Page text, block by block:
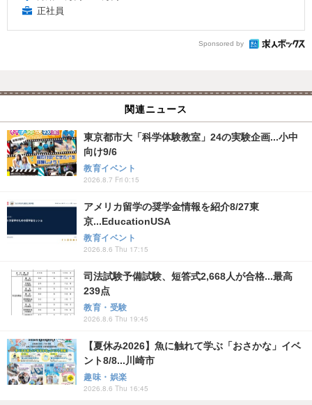
正社員
Sponsored by
関連ニュース
東京都市大「科学体験教室」24の実験企画...小中
向け9/6
教育イベント
2026.8.7 Fri 0:15
アメリカ留学の奨学金情報を紹介8/27東
京...EducationUSA
教育イベント
2026.8.6 Thu 17:15
司法試験予備試験、短答式2,668人が合格...最高
239点
教育・受験
2026.8.6 Thu 19:45
【夏休み2026】魚に触れて学ぶ「おさかな」イベ
ント8/8...川崎市
趣味・娯楽
2026.8.6 Thu 16:45